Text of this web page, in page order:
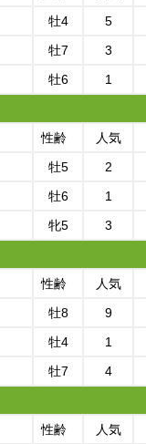
牡4 5
牡7 3
牡6 1
性齢 人気
牡5 2
牡6 1
牝5 3
性齢 人気
牡8 9
牡4 1
牡7 4
性齢 人気